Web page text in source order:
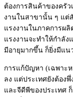
ต้องการสินค้าของครั
งานในสาขานั้น ๆ แต่
แรงงานในภาคการผลิ
แรงงานจะทำให้กำลั
มีอายุมากขึ้น ก็ยิ่งมีแน
การแก้ปัญหา (เฉพาะ
ลง แต่ประเทศยังต้อง
และจีดีพีของประเทศ